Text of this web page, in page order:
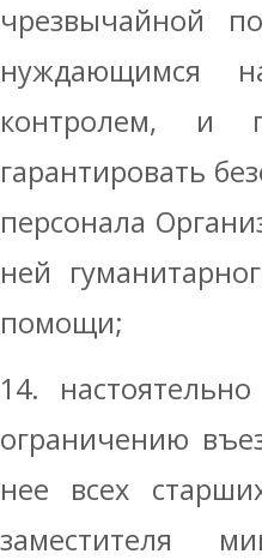
чрезвычайной
нуждающимся
контролем, и
гарантировать
персонала
ней
помощи;
14.
ограничению
нее всех
заместителя